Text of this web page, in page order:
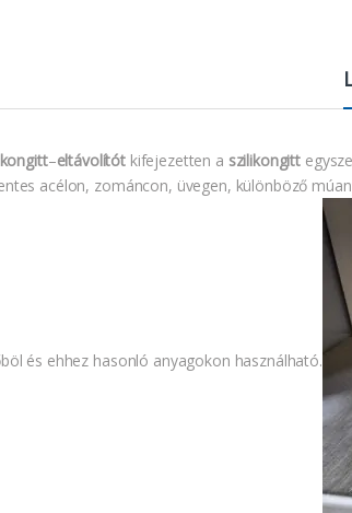
–eltávolítótkifejezetten a szilikongitt
acélon, zománcon, üvegen, különböző
és ehhez hasonló anyagokon használható.